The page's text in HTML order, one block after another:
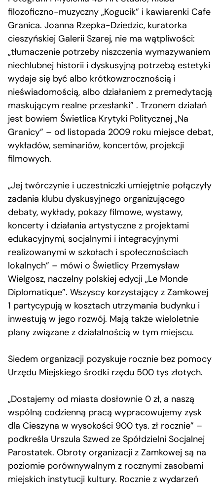
filozoficzno-muzyczny „Kogucik” i kawiarenki Cafe
Granica. Joanna Rzepka-Dziedzic, kuratorka
cieszyńskiej Galerii Szarej, nie ma wątpliwości:
„tłumaczenie potrzeby niszczenia wymazywaniem
niechlubnej historii i dyskusyjną potrzebą estetyki
wydaje się być albo krótkowzrocznością i
nieświadomością, albo działaniem z premedytacją
maskującym realne przesłanki” . Trzonem działań
jest bowiem Świetlica Krytyki Politycznej „Na
Granicy” – od listopada 2009 roku miejsce debat,
wykładów, seminariów, koncertów, projekcji
filmowych.
„Jej twórczynie i uczestniczki umiejętnie połączyły
zadania klubu dyskusyjnego organizującego
debaty, wykłady, pokazy filmowe, wystawy,
koncerty i działania artystyczne z projektami
edukacyjnymi, socjalnymi i integracyjnymi
realizowanymi w szkołach i społecznościach
lokalnych” – mówi o Świetlicy Przemysław
Wielgosz, naczelny polskiej edycji „Le Monde
Diplomatique”. Wszyscy korzystający z Zamkowej
1 partycypują w kosztach utrzymania budynku i
inwestują w jego rozwój. Mają także wieloletnie
plany związane z działalnością w tym miejscu.
Siedem organizacji pozyskuje rocznie bez pomocy
Urzędu Miejskiego środki rzędu 500 tys złotych.
„Dostajemy od miasta dosłownie 0 zł, a naszą
wspólną codzienną pracą wypracowujemy zysk
dla Cieszyna w wysokości 900 tys. zł rocznie” –
podkreśla Urszula Szwed ze Spółdzielni Socjalnej
Parostatek. Obroty organizacji z Zamkowej są na
poziomie porównywalnym z rocznymi zasobami
miejskich instytucji kultury. Rocznie z wydarzeń